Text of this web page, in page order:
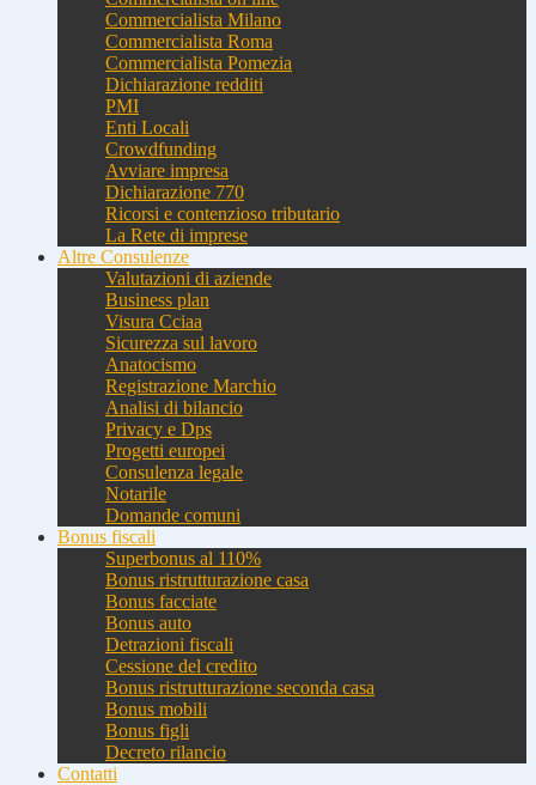
Commercialista Milano
Commercialista Roma
Commercialista Pomezia
Dichiarazione redditi
PMI
Enti Locali
Crowdfunding
Avviare impresa
Dichiarazione 770
Ricorsi e contenzioso tributario
La Rete di imprese
Altre Consulenze
Valutazioni di aziende
Business plan
Visura Cciaa
Sicurezza sul lavoro
Anatocismo
Registrazione Marchio
Analisi di bilancio
Privacy e Dps
Progetti europei
Consulenza legale
Notarile
Domande comuni
Bonus fiscali
Superbonus al 110%
Bonus ristrutturazione casa
Bonus facciate
Bonus auto
Detrazioni fiscali
Cessione del credito
Bonus ristrutturazione seconda casa
Bonus mobili
Bonus figli
Decreto rilancio
Contatti